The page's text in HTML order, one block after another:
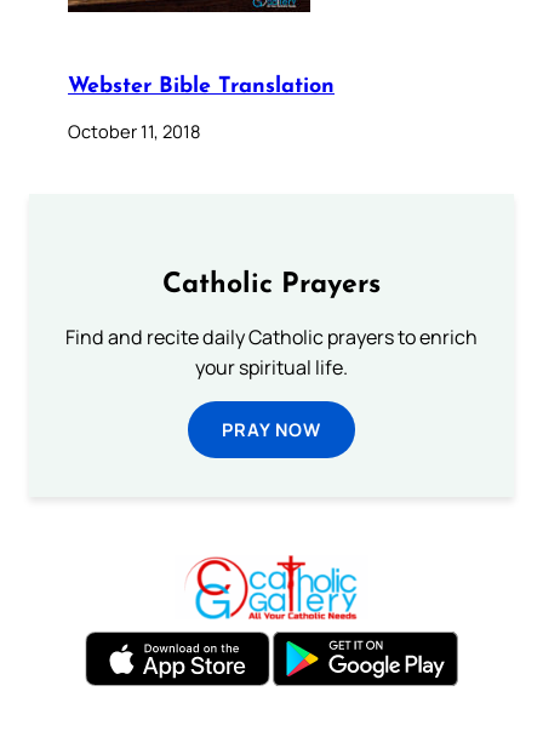
Webster Bible Translation
October 11, 2018
Catholic Prayers
Find and recite daily Catholic prayers to enrich
your spiritual life.
PRAY NOW